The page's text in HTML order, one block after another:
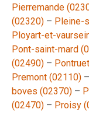
Pierremande
(02320) – Pleine-
Ployart-et-
Pont-saint-mard
(02490) –
Premont (02110) –
boves (02370) –
(02470) – Proisy